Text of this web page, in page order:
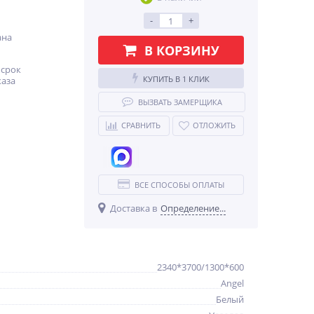
- +
В КОРЗИНУ
КУПИТЬ В 1 КЛИК
ВЫЗВАТЬ ЗАМЕРЩИКА
СРАВНИТЬ ОТЛОЖИТЬ
ВСЕ СПОСОБЫ ОПЛАТЫ
Доставка в Определение...
2340*3700/1300*600
Angel
Белый